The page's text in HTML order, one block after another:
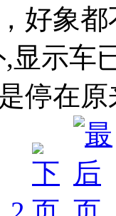
好象
显示车
停在